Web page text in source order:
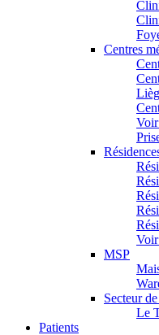
Centres
MSP
Secteur
Le
Patients